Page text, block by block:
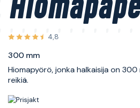
4,8
300 mm
Hiomapyörö, jonka halkaisija on
reikiä.